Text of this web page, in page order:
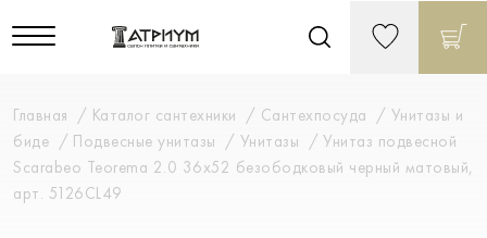
Главная Каталог сантехники Сантехпосуда
Унитазы и
биде
Подвесные унитазы Унитазы
Унитаз подвесной
Scarabeo Teorema 2.0 36x52 безободковый черный матовый,
арт. 5126CL49